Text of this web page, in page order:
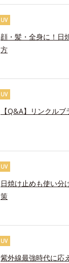
UV
顔・髪・全身に！日
方
UV
【Q&A】リンクル
UV
日焼け止めも使い分
策
UV
紫外線最強時代に応